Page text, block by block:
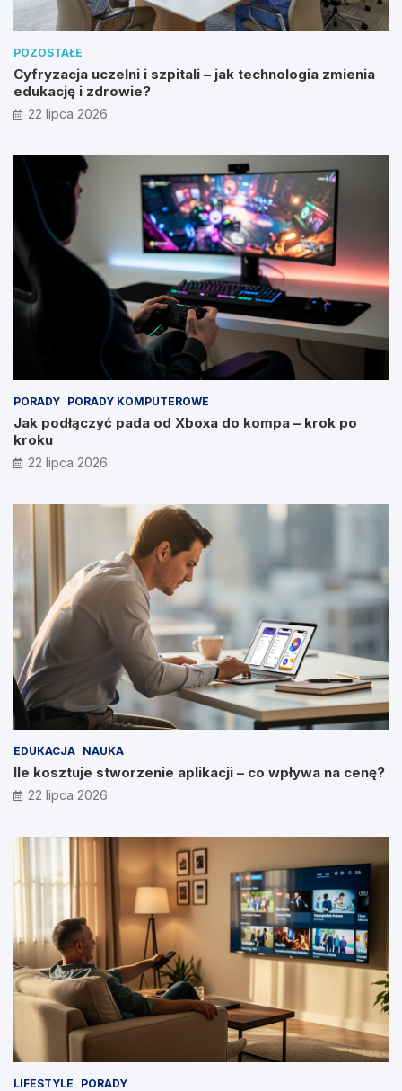
POZOSTAŁE
Cyfryzacja uczelni i szpitali – jak technologia zmienia
edukację i zdrowie?
22 lipca 2026
PORADY PORADY KOMPUTEROWE
Jak podłączyć pada od Xboxa do kompa – krok po
kroku
22 lipca 2026
EDUKACJA NAUKA
Ile kosztuje stworzenie aplikacji – co wpływa na cenę?
22 lipca 2026
LIFESTYLE PORADY